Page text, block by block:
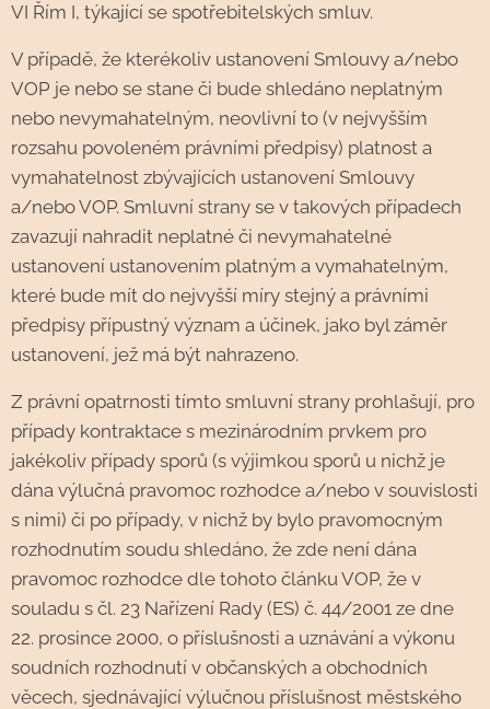
VI Řím I, týkající se spotřebitelských smluv.
V případě, že kterékoliv ustanovení Smlouvy a/nebo
VOP je nebo se stane či bude shledáno neplatným
nebo nevymahatelným, neovlivní to (v nejvyšším
rozsahu povoleném právními předpisy) platnost a
vymahatelnost zbývajících ustanovení Smlouvy
a/nebo VOP. Smluvní strany se v takových případech
zavazují nahradit neplatné či nevymahatelné
ustanovení ustanovením platným a vymahatelným,
které bude mít do nejvyšší míry stejný a právními
předpisy přípustný význam a účinek, jako byl záměr
ustanovení, jež má být nahrazeno.
Z právní opatrnosti tímto smluvní strany prohlašují, pro
případy kontraktace s mezinárodním prvkem pro
jakékoliv případy sporů (s výjimkou sporů u nichž je
dána výlučná pravomoc rozhodce a/nebo v souvislosti
s nimi) či po případy, v nichž by bylo pravomocným
rozhodnutím soudu shledáno, že zde není dána
pravomoc rozhodce dle tohoto článku VOP, že v
souladu s čl. 23 Nařízení Rady (ES) č. 44/2001 ze dne
22. prosince 2000, o příslušnosti a uznávání a výkonu
soudních rozhodnutí v občanských a obchodních
věcech, sjednávající výlučnou příslušnost městského